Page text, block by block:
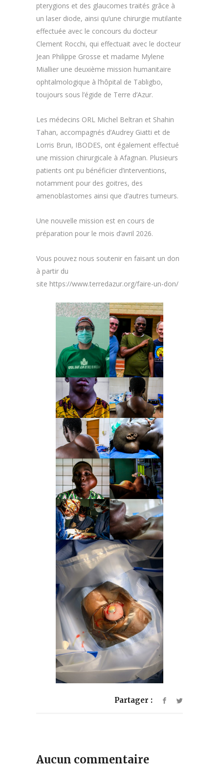
pterygions et des glaucomes traités grâce à
un laser diode, ainsi qu’une chirurgie mutilante
effectuée avec le concours du docteur
Clement Rocchi, qui effectuait avec le docteur
Jean Philippe Grosse et madame Mylene
Miallier une deuxième mission humanitaire
ophtalmologique à l’hôpital de Tabligbo,
toujours sous l’égide de Terre d’Azur.
Les médecins ORL Michel Beltran et Shahin
Tahan, accompagnés d’Audrey Giatti et de
Lorris Brun, IBODES, ont également effectué
une mission chirurgicale à Afagnan. Plusieurs
patients ont pu bénéficier d’interventions,
notamment pour des goitres, des
amenoblastomes ainsi que d’autres tumeurs.
Une nouvelle mission est en cours de
préparation pour le mois d’avril 2026.
Vous pouvez nous soutenir en faisant un don
à partir du
site https://www.terredazur.org/faire-un-don/
Partager :
Aucun commentaire